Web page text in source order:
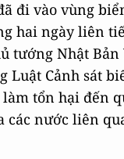
đi vào vùng
hai ngày liên
tướng Nhật Bản
Luật Cảnh sát
tổn hại đến
các nước liên